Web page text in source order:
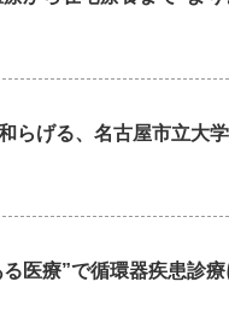
らげる、名古屋市立大
医療”で循環器疾患診